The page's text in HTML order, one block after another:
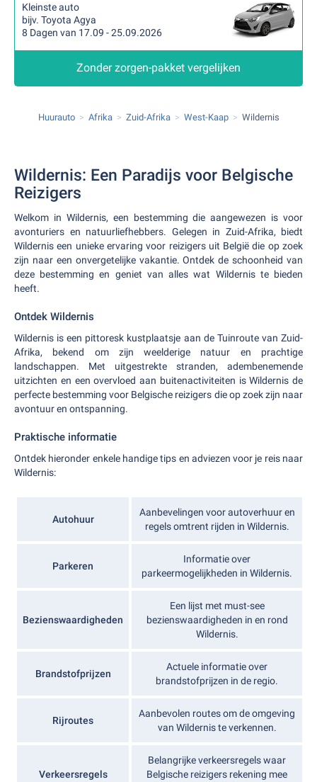
Kleinste auto
bijv. Toyota Agya
8 Dagen van 17.09 - 25.09.2026
Zonder zorgen-pakket vergelijken
Huurauto Afrika Zuid-Afrika West-Kaap Wildernis
Wildernis: Een Paradijs voor Belgische
Reizigers
Welkom in Wildernis, een bestemming die aangewezen is voor
avonturiers en natuurliefhebbers. Gelegen in Zuid-Afrika, biedt
Wildernis een unieke ervaring voor reizigers uit België die op zoek
zijn naar een onvergetelijke vakantie. Ontdek de schoonheid van
deze bestemming en geniet van alles wat Wildernis te bieden
heeft.
Ontdek Wildernis
Wildernis is een pittoresk kustplaatsje aan de Tuinroute van Zuid-
Afrika, bekend om zijn weelderige natuur en prachtige
landschappen. Met uitgestrekte stranden, adembenemende
uitzichten en een overvloed aan buitenactiviteiten is Wildernis de
perfecte bestemming voor Belgische reizigers die op zoek zijn naar
avontuur en ontspanning.
Praktische informatie
Ontdek hieronder enkele handige tips en adviezen voor je reis naar
Wildernis:
Autohuur
Aanbevelingen voor autoverhuur en
regels omtrent rijden in Wildernis.
Parkeren
Informatie over
parkeermogelijkheden in Wildernis.
Bezienswaardigheden
Een lijst met must-see
bezienswaardigheden in en rond
Wildernis.
Brandstofprijzen
Actuele informatie over
brandstofprijzen in de regio.
Rijroutes
Aanbevolen routes om de omgeving
van Wildernis te verkennen.
Verkeersregels
Belangrijke verkeersregels waar
Belgische reizigers rekening mee